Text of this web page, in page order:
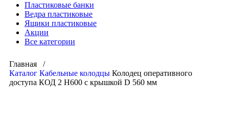
Пластиковые банки
Ведра пластиковые
Ящики пластиковые
Акции
Все категории
Главная /
Каталог Кабельные колодцы Колодец оперативного
доступа КОД 2 H600 с крышкой D 560 мм